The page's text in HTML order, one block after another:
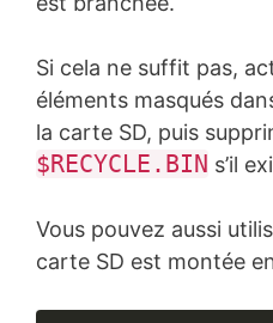
Si cela ne suffit pas,
éléments masqués
la carte SD, puis
$RECYCLE.BIN s’il
Vous pouvez aussi
carte SD est montée